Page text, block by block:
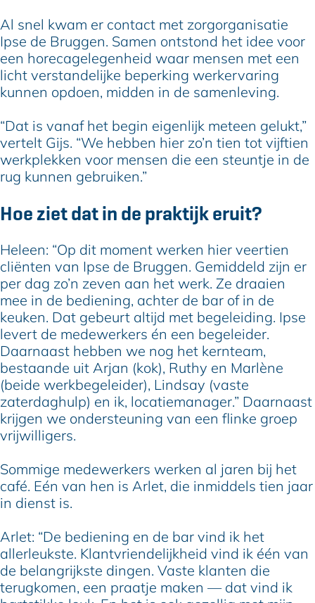
Al snel kwam er contact met zorgorganisatie
Ipse de Bruggen. Samen ontstond het idee voor
een horecagelegenheid waar mensen met een
licht verstandelijke beperking werkervaring
kunnen opdoen, midden in de samenleving.
“Dat is vanaf het begin eigenlijk meteen gelukt,”
vertelt Gijs. “We hebben hier zo’n tien tot vijftien
werkplekken voor mensen die een steuntje in de
rug kunnen gebruiken.”
Hoe ziet dat in de praktijk eruit?
Heleen: “Op dit moment werken hier veertien
cliënten van Ipse de Bruggen. Gemiddeld zijn er
per dag zo’n zeven aan het werk. Ze draaien
mee in de bediening, achter de bar of in de
keuken. Dat gebeurt altijd met begeleiding. Ipse
levert de medewerkers én een begeleider.
Daarnaast hebben we nog het kernteam,
bestaande uit Arjan (kok), Ruthy en Marlène
(beide werkbegeleider), Lindsay (vaste
zaterdaghulp) en ik, locatiemanager.” Daarnaast
krijgen we ondersteuning van een flinke groep
vrijwilligers.
Sommige medewerkers werken al jaren bij het
café. Eén van hen is Arlet, die inmiddels tien jaar
in dienst is.
Arlet: “De bediening en de bar vind ik het
allerleukste. Klantvriendelijkheid vind ik één van
de belangrijkste dingen. Vaste klanten die
terugkomen, een praatje maken — dat vind ik